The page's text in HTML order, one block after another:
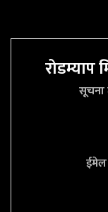
रोडम्याप
सूचना
ईमेल